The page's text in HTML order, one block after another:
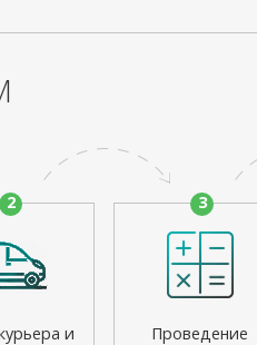
2
и
3
Проведение